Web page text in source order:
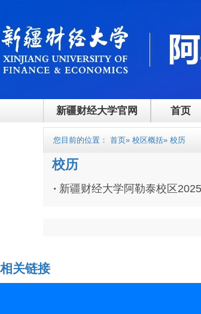
新疆财经大学官网 首页
您目前的位置： 首页» 校区概括» 校历
校历
新疆财经大学阿勒泰校区
相关链接